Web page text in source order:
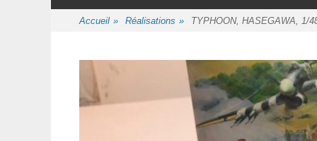
contenu
Accueil » Réalisations » TYPHOON, HASEGAWA, 1/